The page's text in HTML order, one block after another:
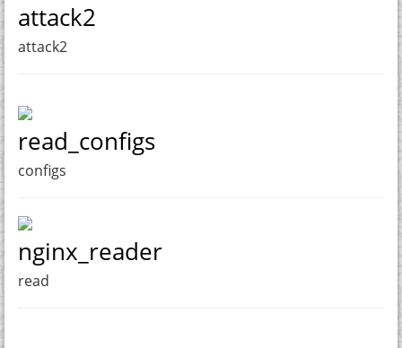
attack2
attack2
read_configs
configs
nginx_reader
read